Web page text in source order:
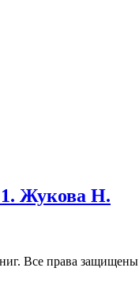
Жукова Н.
Все права защищены